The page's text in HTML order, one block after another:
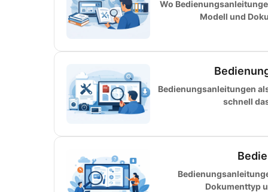
Wo
Modell und
Bedienungsanleitungen
schnell
Dokumenttyp